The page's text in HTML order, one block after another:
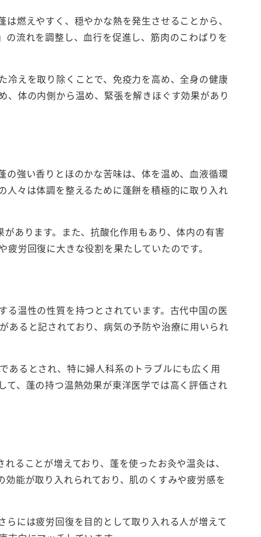
燃えやすく、穏やかな熱を発生させることから、
流れを調整し、血行を促進し、筋肉のこわばりを
冷えを取り除くことで、免疫力を高め、全身の健康
、体の内側から温め、緊張を解きほぐす効果があり
の強い香りとほのかな苦味は、体を温め、血液循環
人々は体調を整えるために蓬餅を積極的に取り入れ
あります。また、抗酸化作用もあり、体内の有害
労回復に大きな役割を果たしていたのです。
る温性の性質を持つとされています。古代中国の医
あると記されており、病気の予防や治療に用いられ
あるとされ、特に婦人科系のトラブルにも広く用
て、蓬の持つ温熱効果が東洋医学では高く評価され
ることが増えており、蓬を使ったお灸や温灸は、
能が取り入れられており、肌のくすみや疲労感を
には疲労回復を目的として取り入れる人が増えて